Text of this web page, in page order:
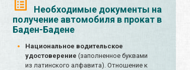
Необходимые документы на
получение автомобиля в прокат в
Баден-Бадене
Национальное водительское
удостоверение (заполненное буквами
из латинского алфавита). Отношение к